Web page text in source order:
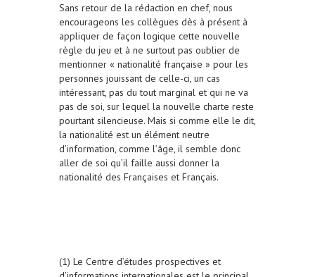
Sans retour de la rédaction en chef, nous
encourageons les collègues dès à présent à
appliquer de façon logique cette nouvelle
règle du jeu et à ne surtout pas oublier de
mentionner « nationalité française » pour les
personnes jouissant de celle-ci, un cas
intéressant, pas du tout marginal et qui ne va
pas de soi, sur lequel la nouvelle charte reste
pourtant silencieuse. Mais si comme elle le dit,
la nationalité est un élément neutre
d’information, comme l’âge, il semble donc
aller de soi qu’il faille aussi donner la
nationalité des Françaises et Français.
(1) Le Centre d’études prospectives et